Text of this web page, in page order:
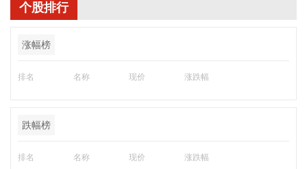
个股排行
涨幅榜
排名 名称 现价 涨跌幅
跌幅榜
排名 名称 现价 涨跌幅